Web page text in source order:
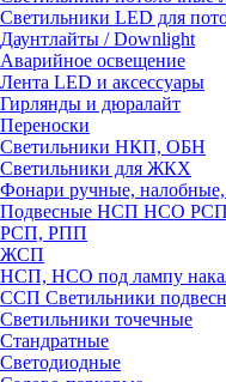
Светильники LED для
Даунтлайты / Downlight
Аварийное освещение
Лента LED и аксессуары
Гирлянды и дюралайт
Переноски
Светильники НКП, ОБН
Светильники для ЖКХ
Фонари ручные,
Подвесные НСП НСО
РСП, РПП
ЖСП
НСП, НСО под лампу
ССП Светильники
Светильники точечные
Стандратные
Светодиодные